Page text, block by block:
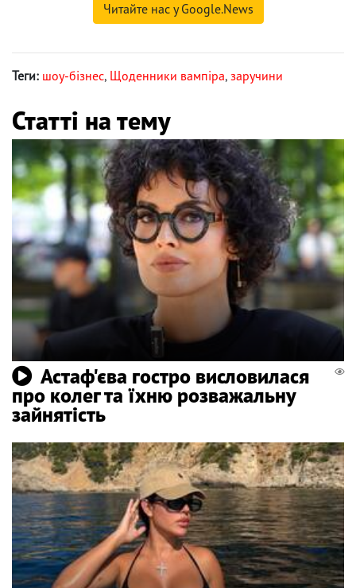
Читайте нас у Google.News
Теги: шоу-бізнес, Щоденники вампіра, заручини
Статті на тему
Астаф'єва гостро висловилася
про колег та їхню розважальну
зайнятість